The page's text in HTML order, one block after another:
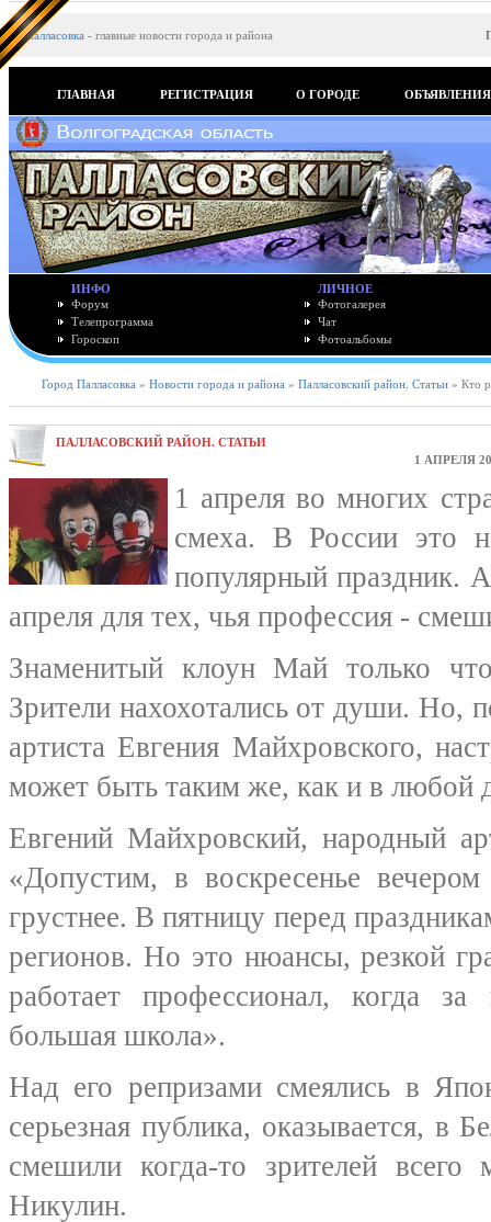
Палласовка - главные новости города и района
ГЛАВНАЯ РЕГИСТРАЦИЯ О ГОРОДЕ ОБЪЯВЛЕНИЯ
ИНФО
Форум
Телепрограмма
Гороскоп
ЛИЧНОЕ
Фотогалерея
Чат
Фотоальбомы
Город Палласовка » Новости города и района » Палласовский район. Статьи » Кто
ПАЛЛАСОВСКИЙ РАЙОН. СТАТЬИ
1 АПРЕЛЯ
1 апреля во многих
смеха. В России это
популярный праздник.
апреля для тех, чья профессия -
Знаменитый клоун Май только
Зрители нахохотались от души. Но,
артиста Евгения Майхровского,
может быть таким же, как и в любой
Евгений Майхровский, народный
«Допустим, в воскресенье
грустнее. В пятницу перед
регионов. Но это нюансы, резкой
работает профессионал, когда
большая школа».
Над его репризами смеялись в
серьезная публика, оказывается, в
смешили когда-то зрителей
Никулин.